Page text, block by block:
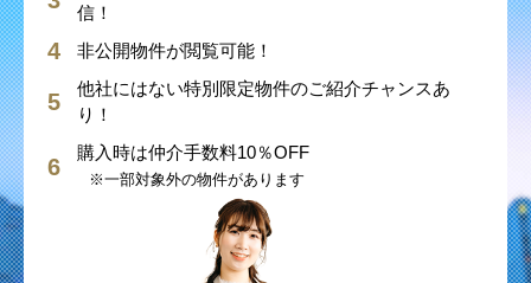
信！
非公開物件が閲覧可能！
他社にはない特別限定物件のご紹介チャンスあ
り！
購入時は仲介手数料10％OFF
※一部対象外の物件があります